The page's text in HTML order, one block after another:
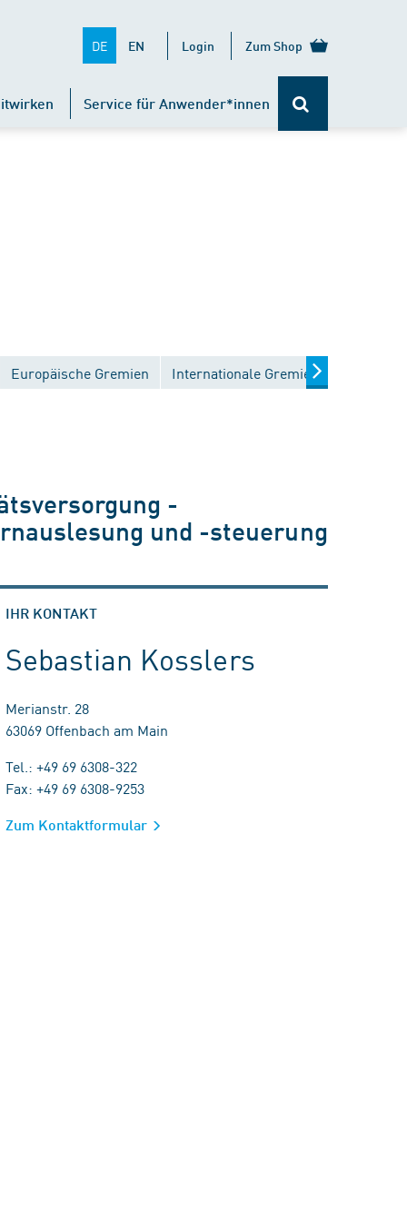
DE EN Login Zum Shop
Service für Anwender*innen
Europäische Gremien Internationale Gremien
-
und -steuerung
IHR KONTAKT
Sebastian Kosslers
Merianstr. 28
63069 Offenbach am Main
Tel.: +49 69 6308-322
Fax: +49 69 6308-9253
Zum Kontaktformular